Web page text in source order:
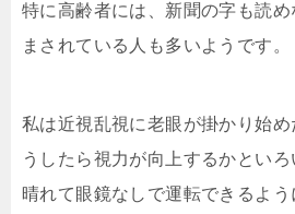
特に高齢者には、新聞の字も読
まされている人も多いようです。
私は近視乱視に老眼が掛かり始
うしたら視力が向上するかといろ
晴れて眼鏡なしで運転できるよう